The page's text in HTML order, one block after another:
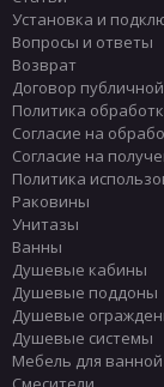
Установка и
Вопросы и ответы
Возврат
Договор
Политика
Согласие на
Согласие на
Политика
Раковины
Унитазы
Ванны
Душевые кабины
Душевые поддоны
Душевые
Душевые системы
Мебель для ванной